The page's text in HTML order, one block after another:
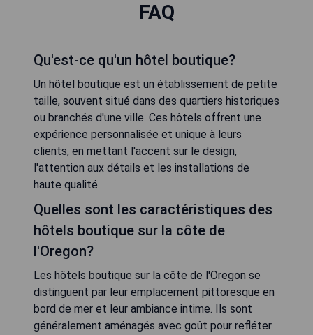
FAQ
Qu'est-ce qu'un hôtel boutique?
Un hôtel boutique est un établissement de petite
taille, souvent situé dans des quartiers historiques
ou branchés d'une ville. Ces hôtels offrent une
expérience personnalisée et unique à leurs
clients, en mettant l'accent sur le design,
l'attention aux détails et les installations de
haute qualité.
Quelles sont les caractéristiques des
hôtels boutique sur la côte de
l'Oregon?
Les hôtels boutique sur la côte de l'Oregon se
distinguent par leur emplacement pittoresque en
bord de mer et leur ambiance intime. Ils sont
généralement aménagés avec goût pour refléter